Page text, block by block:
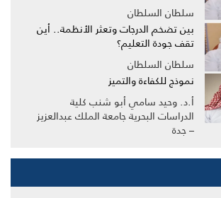
سلطان السلطان
بين تضخم الدرجات وتعثر الأنظمة.. أين
تقف جودة التعليم؟
سلطان السلطان
نموذج للكفاءة والتميز
أ.د. وحيد سامي أبو شنب كلية
الدراسات البحرية جامعة الملك عبدالعزيز
– جدة